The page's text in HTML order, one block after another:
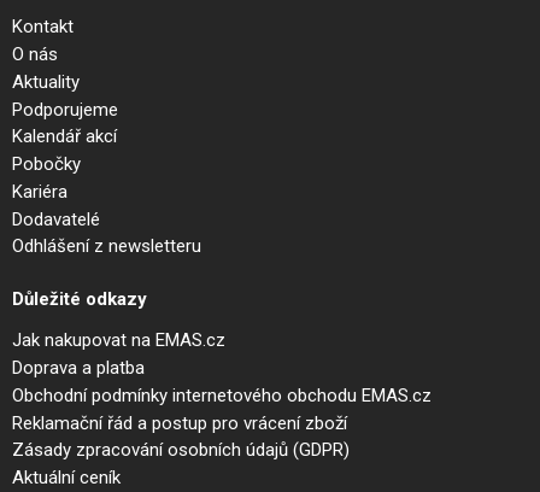
Kontakt
O nás
Aktuality
Podporujeme
Kalendář akcí
Pobočky
Kariéra
Dodavatelé
Odhlášení z newsletteru
Důležité odkazy
Jak nakupovat na EMAS.cz
Doprava a platba
Obchodní podmínky internetového obchodu EMAS.cz
Reklamační řád a postup pro vrácení zboží
Zásady zpracování osobních údajů (GDPR)
Aktuální ceník